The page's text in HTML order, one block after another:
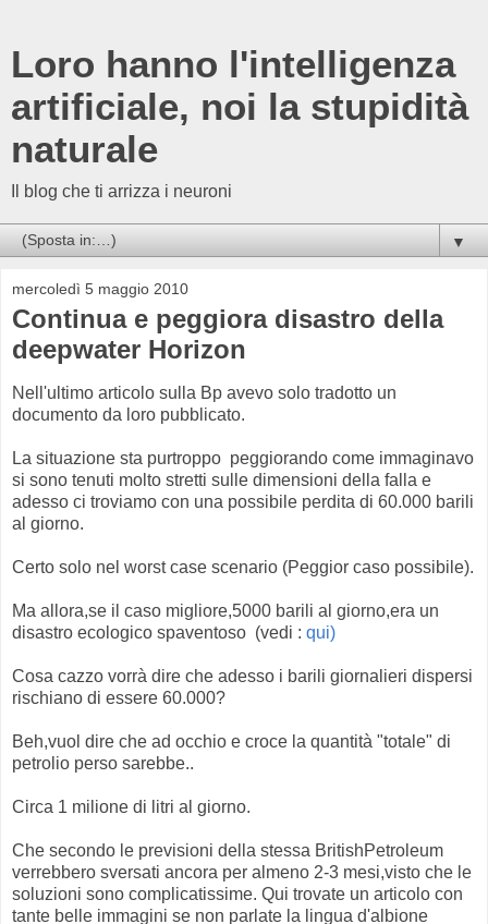
Loro hanno l'intelligenza
artificiale, noi la stupidità
naturale
Il blog che ti arrizza i neuroni
▼
mercoledì 5 maggio 2010
Continua e peggiora disastro della
deepwater Horizon
Nell'ultimo articolo sulla Bp avevo solo tradotto un
documento da loro pubblicato.
La situazione sta purtroppo peggiorando come immaginavo
si sono tenuti molto stretti sulle dimensioni della falla e
adesso ci troviamo con una possibile perdita di 60.000 barili
al giorno.
Certo solo nel worst case scenario (Peggior caso possibile).
Ma allora,se il caso migliore,5000 barili al giorno,era un
disastro ecologico spaventoso (vedi : qui)
Cosa cazzo vorrà dire che adesso i barili giornalieri dispersi
rischiano di essere 60.000?
Beh,vuol dire che ad occhio e croce la quantità "totale" di
petrolio perso sarebbe..
Circa 1 milione di litri al giorno.
Che secondo le previsioni della stessa BritishPetroleum
verrebbero sversati ancora per almeno 2-3 mesi,visto che le
soluzioni sono complicatissime. Qui trovate un articolo con
tante belle immagini se non parlate la lingua d'albione